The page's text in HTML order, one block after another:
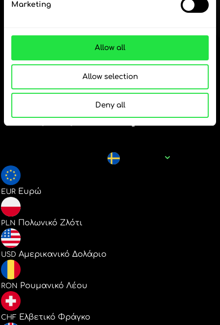
Marketing
Allow all
Allow selection
Deny all
και εγγραφείτε σε λίγα
Ανταλλαγή στην εφαρμογή
Παρακολουθήστε τα
δημοφιλή ζεύγη
νομισμάτων για SEK
EUR Ευρώ
PLN Πολωνικό Ζλότι
USD Αμερικανικό Δολάριο
RON Ρουμανικό Λέου
CHF Ελβετικό Φράγκο